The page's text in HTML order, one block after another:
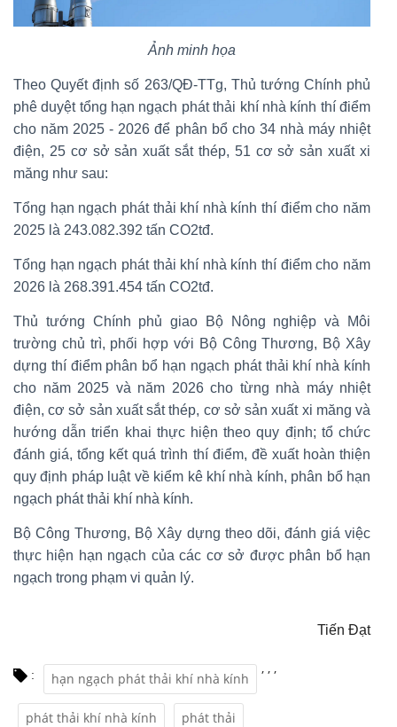
Ảnh minh họa
Theo Quyết định số 263/QĐ-TTg, Thủ tướng Chính phủ
phê duyệt tổng hạn ngạch phát thải khí nhà kính thí điểm
cho năm 2025 - 2026 để phân bổ cho 34 nhà máy nhiệt
điện, 25 cơ sở sản xuất sắt thép, 51 cơ sở sản xuất xi
măng như sau:
Tổng hạn ngạch phát thải khí nhà kính thí điểm cho năm
2025 là 243.082.392 tấn CO2tđ.
Tổng hạn ngạch phát thải khí nhà kính thí điểm cho năm
2026 là 268.391.454 tấn CO2tđ.
Thủ tướng Chính phủ giao Bộ Nông nghiệp và Môi
trường chủ trì, phối hợp với Bộ Công Thương, Bộ Xây
dựng thí điểm phân bổ hạn ngạch phát thải khí nhà kính
cho năm 2025 và năm 2026 cho từng nhà máy nhiệt
điện, cơ sở sản xuất sắt thép, cơ sở sản xuất xi măng và
hướng dẫn triển khai thực hiện theo quy định; tổ chức
đánh giá, tổng kết quá trình thí điểm, đề xuất hoàn thiện
quy định pháp luật về kiểm kê khí nhà kính, phân bổ hạn
ngạch phát thải khí nhà kính.
Bộ Công Thương, Bộ Xây dựng theo dõi, đánh giá việc
thực hiện hạn ngạch của các cơ sở được phân bổ hạn
ngạch trong phạm vi quản lý.
Tiến Đạt
: hạn ngạch phát thải khí nhà kính
,
phát thải khí nhà kính
,
phát thải
,